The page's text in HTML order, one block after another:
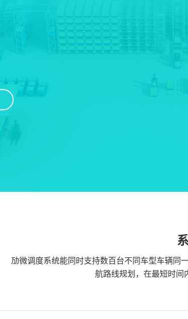
劢微调度系统能同时支持数百台不同车型车辆同
航路线规划，在最短时间